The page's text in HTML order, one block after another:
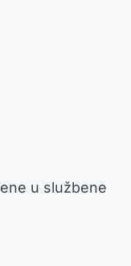
u službene